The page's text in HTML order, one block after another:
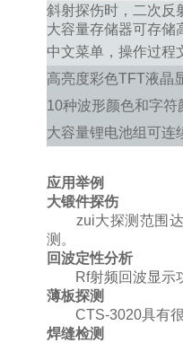
斜射探伤时，二次反
大容量存储器可存储
中文菜单，操作过程
高亮度彩色TFT液晶
10种波形颜色和字符
大容量锂电池组可连
应用举例
大锻件探伤
zui大探测范围达
测。
回波定性分析
Rf射频回波显示功
薄板探测
CTS-3020具有很
焊缝检测